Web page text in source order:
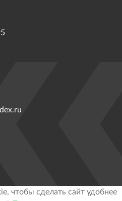
чтобы сделать сайт удобнее